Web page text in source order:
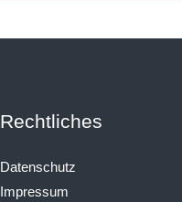
Rechtliches
Datenschutz
Impressum